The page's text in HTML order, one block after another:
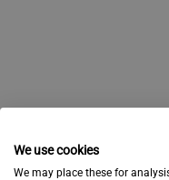
We use cookies
We may place these for